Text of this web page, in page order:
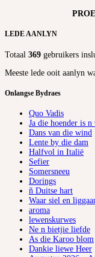
LEDE AANLYN
Totaal 369 gebruikers
Meeste lede ooit aanlyn
Onlangse Bydraes
Quo Vadis
Ja die hoender is
Dans van die wind
Lente by die dam
Halfvol in Italië
Sefier
Somersneeu
Dorings
ñ Duitse hart
Waar siel en
aroma
lewenskurwes
Ne n bietjie liefde
As die Karoo blom
Dankie liewe Heer